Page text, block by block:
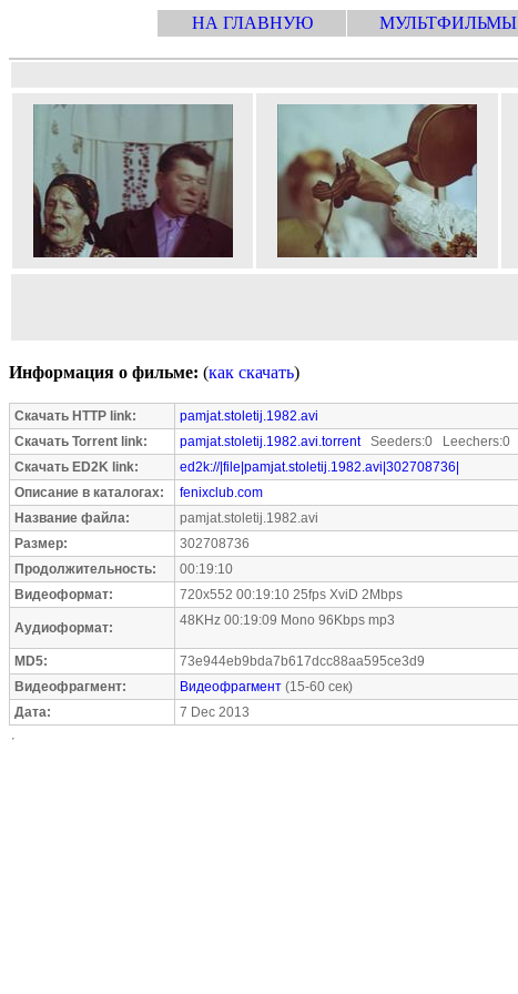
НА ГЛАВНУЮ МУЛЬТФИЛЬМЫ
Информация о фильме: (как скачать)
Скачать HTTP link:
pamjat.stoletij.1982.avi
Скачать Torrent link:
pamjat.stoletij.1982.avi.torrentSeeders:0 Leechers:0
Скачать ED2K link:
ed2k://|file|pamjat.stoletij.1982.avi|302708736|
Описание в каталогах:
fenixclub.com
Название файла:
pamjat.stoletij.1982.avi
Размер:
302708736
Продолжительность:
00:19:10
Видеоформат:
720x552 00:19:10 25fps XviD 2Mbps
Аудиоформат: 48KHz 00:19:09 Mono 96Kbps mp3
MD5:
73e944eb9bda7b617dcc88aa595ce3d9
Видеофрагмент:
Видеофрагмент (15-60 сек)
Дата:
7 Dec 2013